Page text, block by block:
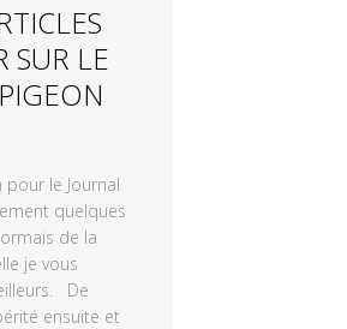
SUR LE
le Journal
quelques
de la
je vous
De
ensuite et